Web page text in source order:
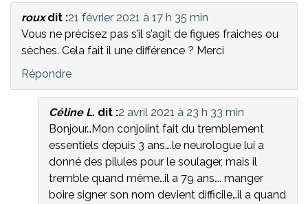
roux dit :21 février 2021 à 17 h 35 min
Vous ne précisez pas s’il s’agit de figues fraiches ou
sèches. Cela fait il une différence ? Merci
Répondre
Céline L. dit :2 avril 2021 à 23 h 33 min
Bonjour…Mon conjoiint fait du tremblement
essentiels depuis 3 ans….le neurologue lui a
donné des pilules pour le soulager, mais il
tremble quand même…il a 79 ans…. manger
boire signer son nom devient difficile…il a quand